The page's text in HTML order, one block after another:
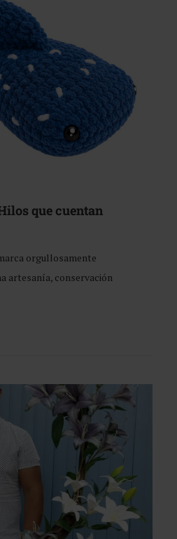
que cuentan
orgullosamente
artesanía, conservación